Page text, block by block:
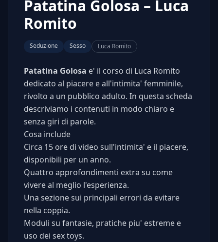
Patatina Golosa – Luca
Romito
Seduzione Sesso Luca Romito
Patatina Golosa e' il corso di Luca Romito
dedicato al piacere e all'intimita' femminile,
rivolto a un pubblico adulto. In questa scheda
descriviamo i contenuti in modo chiaro e
senza giri di parole.
Cosa include
Circa 15 ore di video sull'intimita' e il piacere,
disponibili per un anno.
Quattro approfondimenti extra su come
vivere al meglio l'esperienza.
Una sezione sui principali errori da evitare
nella coppia.
Moduli su fantasie, pratiche piu' estreme e
uso dei sex toys.